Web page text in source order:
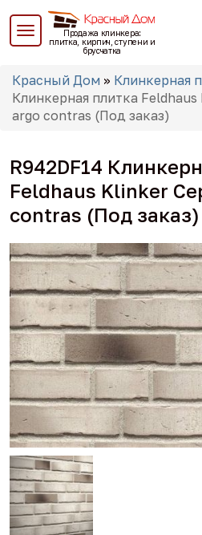
Перейти
основному
Продажа клинкера:
плитка, кирпич, ступени и
брусчатка
Вы
здесь
Красный Дом » Клинкерная
Клинкерная плитка Feldhaus
argo contras (Под заказ)
R942DF14
Feldhaus Klinker
contras (Под заказ)